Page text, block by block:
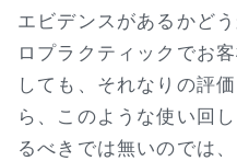
エビデンスがあるかど
ロプラクティックでお
しても、それなりの評
ら、このような使い回
るべきでは無いのでは